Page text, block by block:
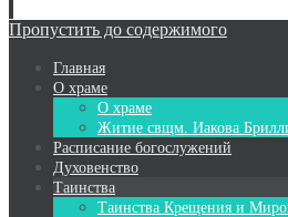
Пропустить до содержимого
Главная
О храме
О храме
Житие свщм. Иакова
Расписание богослужений
Духовенство
Таинства
Таинства Крещения и